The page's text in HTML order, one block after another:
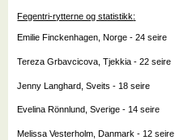
Fegentri-rytterne og statistikk:
Emilie Finckenhagen, Norge - 24 seire
Tereza Grbavcicova, Tjekkia - 22 seire
Jenny Langhard, Sveits - 18 seire
Evelina Rönnlund, Sverige - 14 seire
Melissa Vesterholm, Danmark - 12 seire